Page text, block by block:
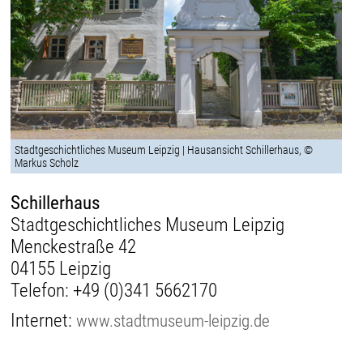
Stadtgeschichtliches Museum Leipzig | Hausansicht Schillerhaus, ©
Markus Scholz
Schillerhaus
Stadtgeschichtliches Museum Leipzig
Menckestraße 42
04155 Leipzig
Telefon: +49 (0)341 5662170
Internet:www.stadtmuseum-leipzig.de